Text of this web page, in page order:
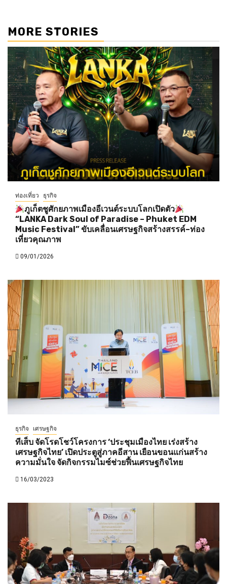
MORE STORIES
ท่องเที่ยว ธุรกิจ
ภูเก็ตชูศักยภาพเมืองอีเวนต์ระบบโลกเปิดตัว
“LANKA Dark Soul of Paradise – Phuket EDM
Music Festival” ขับเคลื่อนเศรษฐกิจสร้างสรรค์–ท่อง
เที่ยวคุณภาพ
09/01/2026
ธุรกิจ เศรษฐกิจ
ทีเส็บ จัดโรดโชว์โครงการ ‘ประชุมเมืองไทย เร่งสร้าง
เศรษฐกิจไทย’ เปิดประตูสู่ภาคอีสาน เยือนขอนแก่นสร้าง
ความมั่นใจ จัดกิจกรรมไมซ์ช่วยฟื้นเศรษฐกิจไทย
16/03/2023